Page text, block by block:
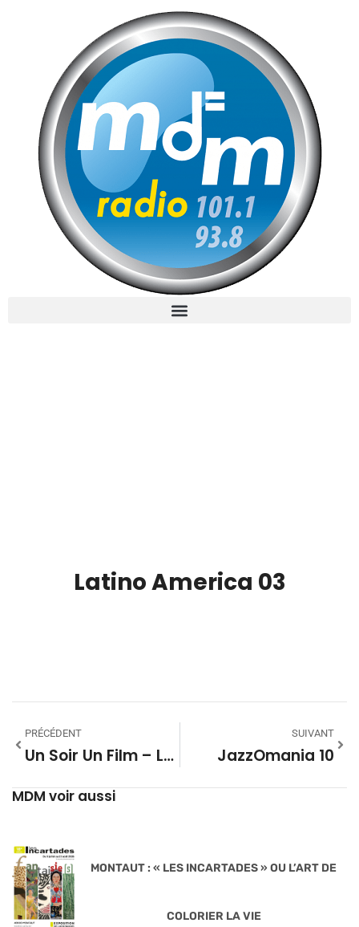
Latino America 03
PRÉCÉDENT
Un Soir Un Film – La Blaxploitation
SUIVANT
JazzOmania 10
MDM voir aussi
MONTAUT : « LES INCARTADES » OU L’ART DE
COLORIER LA VIE